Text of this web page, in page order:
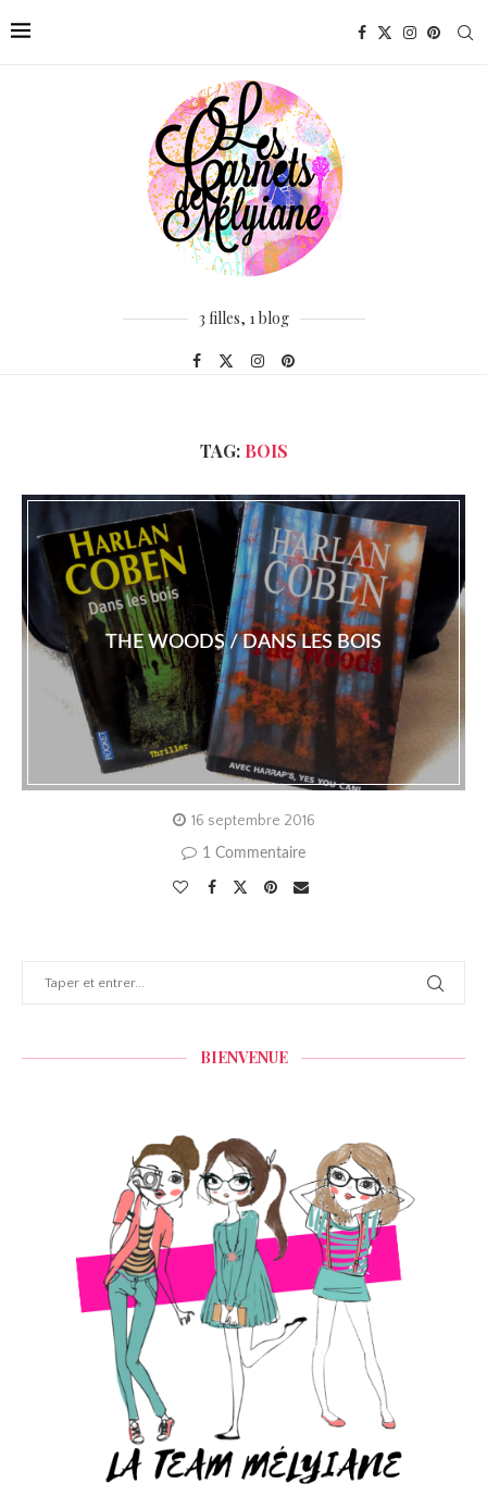
3 filles, 1 blog
TAG: BOIS
THE WOODS / DANS LES BOIS
16 septembre 2016
1 Commentaire
BIENVENUE